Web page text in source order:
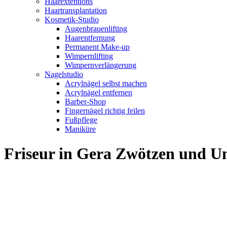
Haartransplantation
Kosmetik-Studio
Augenbrauenlifting
Haarentfernung
Permanent Make-up
Wimpernlifting
Wimpernverlängerung
Nagelstudio
Acrylnägel selbst machen
Acrylnägel entfernen
Barber-Shop
Fingernägel richtig feilen
Fußpflege
Maniküre
Friseur in Gera Zwötzen und